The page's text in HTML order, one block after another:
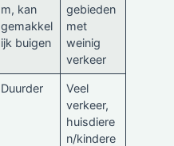
m, kan
gemakkel
ijk buigen
gebieden
met
weinig
verkeer
Duurder
Veel
verkeer,
huisdiere
n/kindere